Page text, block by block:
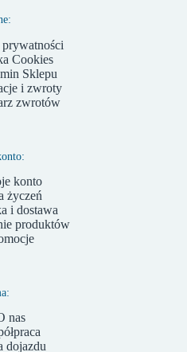
Cookies
Sklepu
i zwroty
zwrotów
konto
życzeń
i dostawa
produktów
nas
dojazdu